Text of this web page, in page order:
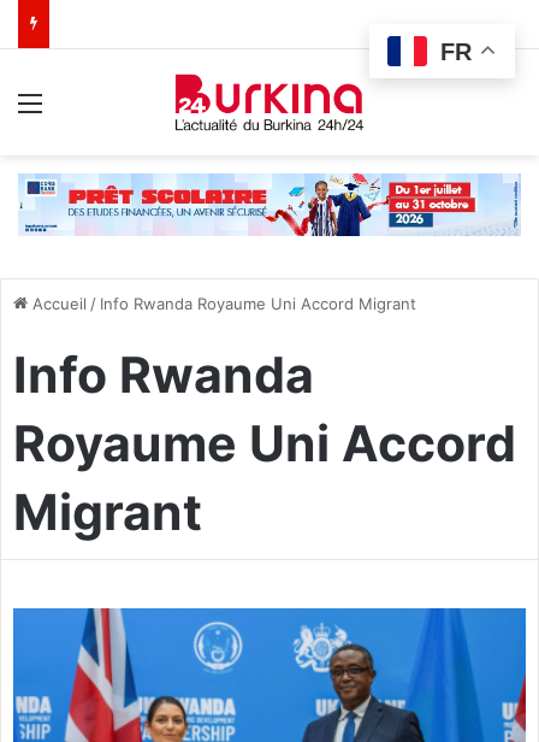
Accueil / Info Rwanda Royaume Uni Accord Migrant
Info Rwanda
Royaume Uni Accord
Migrant
FR